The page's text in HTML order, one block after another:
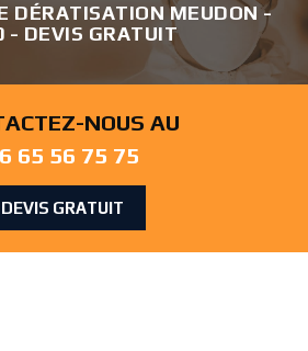
DÉRATISATION MEUDON -
- DEVIS GRATUIT
NOUS AU
65 56 75 75
DEVIS GRATUIT